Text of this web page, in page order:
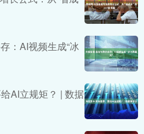
：AI视频生成“冰
AI立规矩？ | 数据